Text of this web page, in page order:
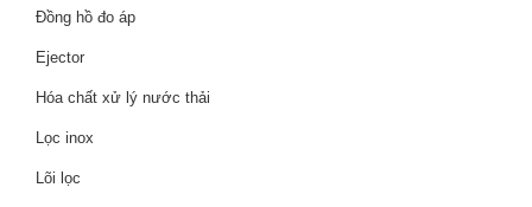
Đồng hồ đo áp
Ejector
Hóa chất xử lý nước thải
Lọc inox
Lõi lọc